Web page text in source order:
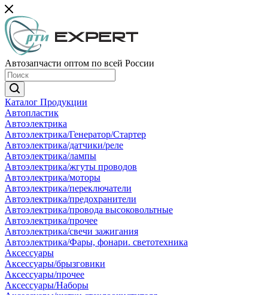
Автозапчасти оптом по всей России
Каталог Продукции
Автопластик
Автоэлектрика
Автоэлектрика/Генератор/Стартер
Автоэлектрика/датчики/реле
Автоэлектрика/лампы
Автоэлектрика/жгуты проводов
Автоэлектрика/моторы
Автоэлектрика/переключатели
Автоэлектрика/предохранители
Автоэлектрика/провода высоковольтные
Автоэлектрика/прочее
Автоэлектрика/свечи зажигания
Автоэлектрика/Фары, фонари. светотехника
Аксессуары
Аксессуары/брызговики
Аксессуары/прочее
Аксессуары/Наборы